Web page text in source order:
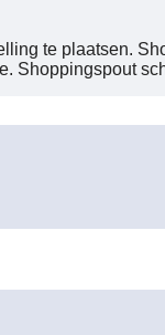
te plaatsen.